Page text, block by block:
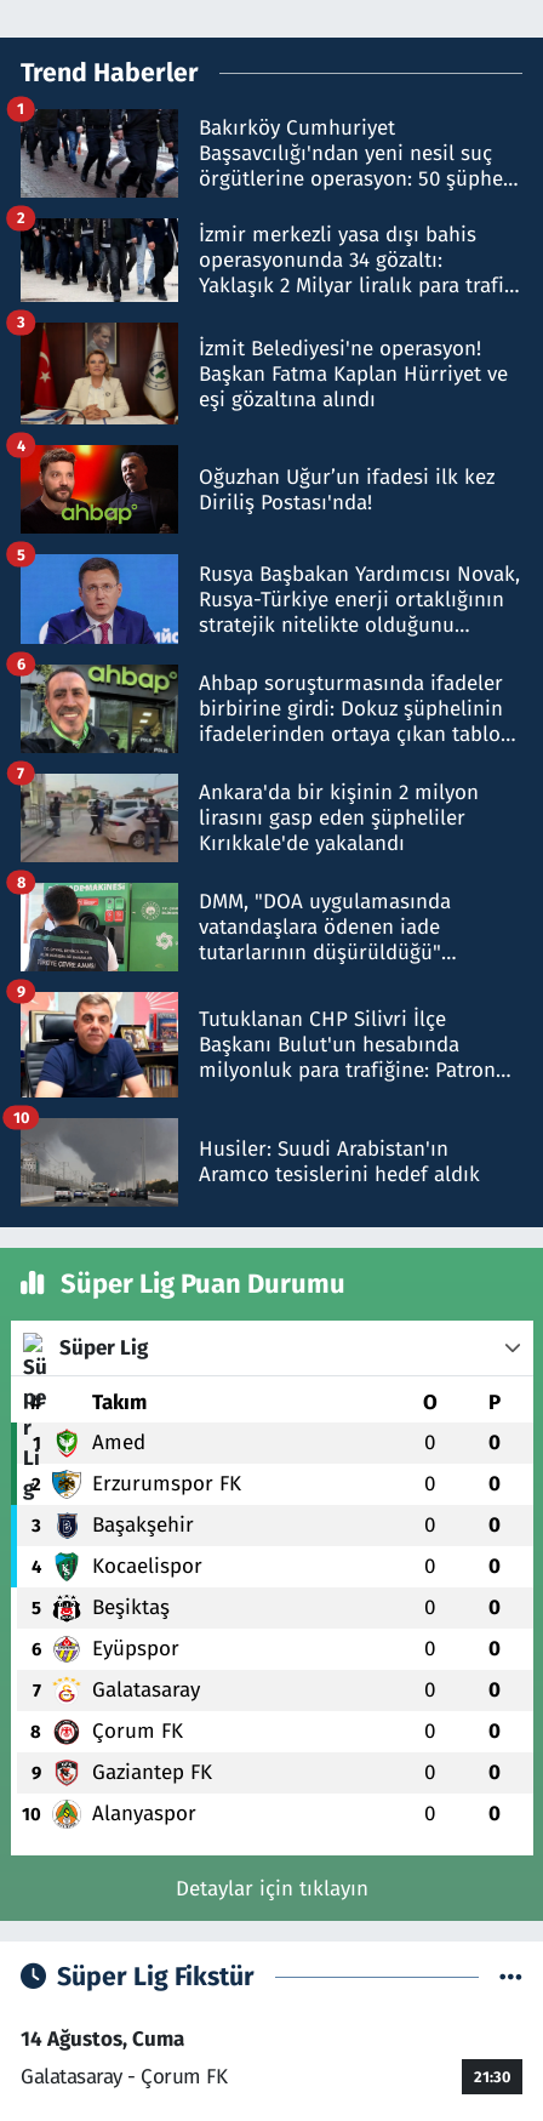
Trend Haberler
Bakırköy Cumhuriyet
Başsavcılığı'ndan yeni nesil suç
örgütlerine operasyon: 50 şüpheli
1
İzmir merkezli yasa dışı bahis
operasyonunda 34 gözaltı:
Yaklaşık 2 Milyar liralık para trafiği
2
İzmit Belediyesi'ne operasyon!
Başkan Fatma Kaplan Hürriyet ve
eşi gözaltına alındı
3
Oğuzhan Uğur’un ifadesi ilk kez
Diriliş Postası'nda!
4
Rusya Başbakan Yardımcısı Novak,
Rusya-Türkiye enerji ortaklığının
stratejik nitelikte olduğunu
5
Ahbap soruşturmasında ifadeler
birbirine girdi: Dokuz şüphelinin
ifadelerinden ortaya çıkan tablo
6
Ankara'da bir kişinin 2 milyon
lirasını gasp eden şüpheliler
Kırıkkale'de yakalandı
7
DMM, "DOA uygulamasında
vatandaşlara ödenen iade
tutarlarının düşürüldüğü"
8
Tutuklanan CHP Silivri İlçe
Başkanı Bulut'un hesabında
milyonluk para trafiğine: Patron
9
Husiler: Suudi Arabistan'ın
Aramco tesislerini hedef aldık
10
Süper Lig Puan Durumu
Süper Lig
# Takım O P
1 Amed 0 0
2 Erzurumspor FK 0 0
3 Başakşehir 0 0
4 Kocaelispor 0 0
5 Beşiktaş 0 0
6 Eyüpspor 0 0
7 Galatasaray 0 0
8 Çorum FK 0 0
9 Gaziantep FK 0 0
10 Alanyaspor 0 0
Detaylar için tıklayın
Süper Lig Fikstür
14 Ağustos, Cuma
Galatasaray - Çorum FK
21:30